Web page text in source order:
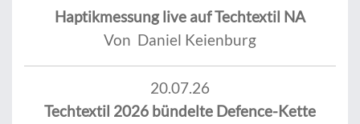
Haptikmessung live auf Techtextil NA
Von Daniel Keienburg
20.07.26
Techtextil 2026 bündelte Defence-Kette